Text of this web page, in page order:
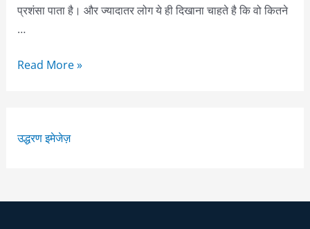
प्रशंसा पाता है। और ज्यादातर लोग ये ही दिखाना चाहते है कि वो कितने
…
Read More »
उद्धरण इमेजेज़